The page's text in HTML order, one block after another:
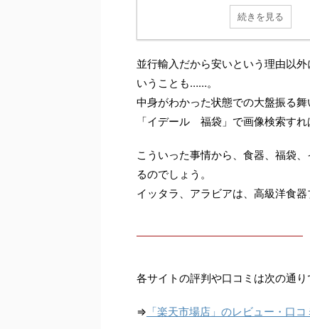
続きを見る
並行輸入だから安いという理由以
いうことも……。
中身がわかった状態での大盤振る
「イデール 福袋」で画像検索すれ
こういった事情から、食器、福袋
るのでしょう。
イッタラ、アラビアは、高級洋食器
各サイトの評判や口コミは次の通り
⇒ 「楽天市場店」のレビュー・口コ